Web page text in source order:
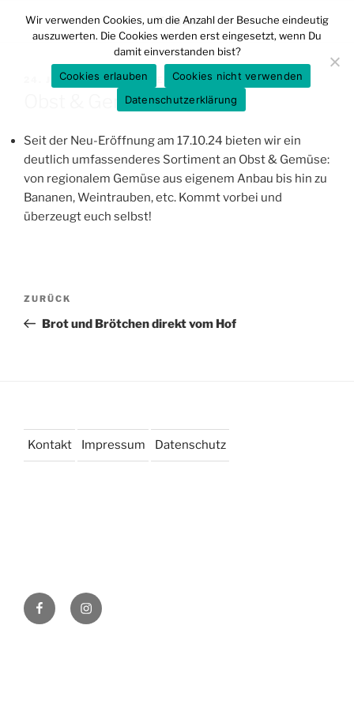
Inhalt
Menü
VERÖFFENTLICHT
24. JULI 2024VONEHLERS
Obst & Gemüseangebot
Seit der Neu-Eröffnung am 17.10.24 bieten wir ein
deutlich umfassenderes Sortiment an Obst & Gemüse:
von regionalem Gemüse aus eigenem Anbau bis hin zu
Bananen, Weintrauben, etc. Kommt vorbei und
überzeugt euch selbst!
Beitragsnavigation
Vorheriger
Beitrag
ZURÜCK
Brot und Brötchen direkt vom Hof
Kontakt Impressum Datenschutz
FacebookInstagram
Wir verwenden Cookies, um die Anzahl der Besuche eindeutig
auszuwerten. Die Cookies werden erst eingesetzt, wenn Du
damit einverstanden bist?
Cookies erlauben
Cookies nicht verwenden
Datenschutzerklärung